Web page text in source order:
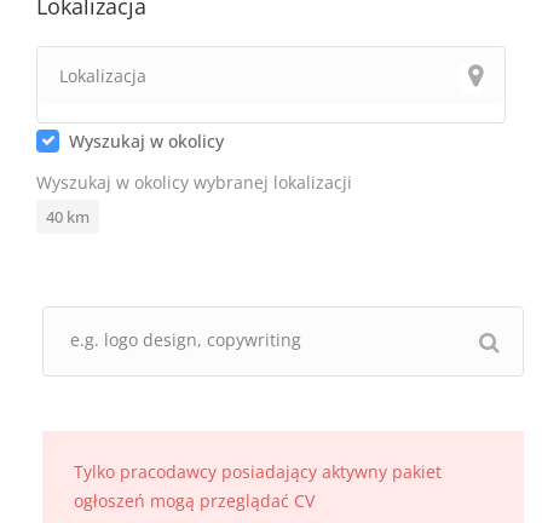
Wyszukaj w okolicy
Wyszukaj w okolicy wybranej lokalizacji
40 km
Tylko pracodawcy posiadający aktywny pakiet
ogłoszeń mogą przeglądać CV